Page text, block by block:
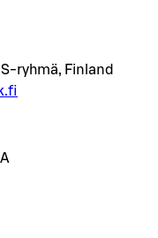
ryhmä, Finland